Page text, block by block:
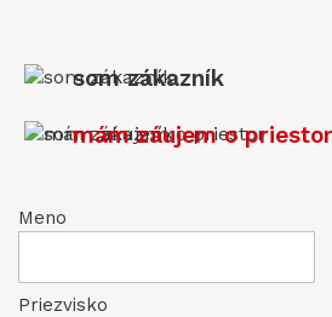
som zákazník
mám záujem o priestor
Meno
Priezvisko